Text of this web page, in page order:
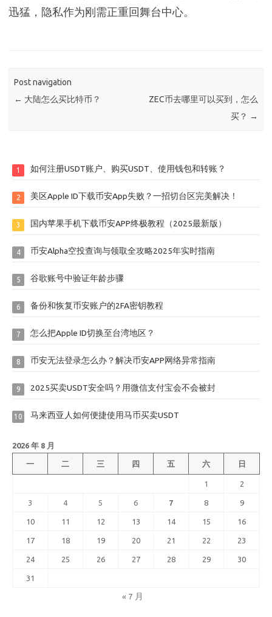
迅猛，隐私作为刚需正重回舞台中心。
Post navigation
← 大陆怎么买比特币？
ZEC币去哪里可以买到，怎么
买？ →
1 如何注册USDT账户、购买USDT、使用钱包和转账？
2 美区Apple ID下载币安App失败？一招切台区完美解决！
3 国内苹果手机下载币安APP终极教程（2025最新版）
4 币安Alpha空投查询与领取全攻略2025年实时指南
5 谷歌账号中验证年龄步骤
6 备份和恢复币安账户的2FA密钥教程
7 怎么把Apple ID切换至台湾地区？
8 币安无法登录怎么办？解决币安APP网络异常指南
9 2025买卖USDT安全吗？用微信支付宝会不会被封
10 马来西亚人如何便捷使用马币买卖USDT
2026 年 8 月
一 二 三 四 五 六 日
1 2
3 4 5 6 7 8 9
10 11 12 13 14 15 16
17 18 19 20 21 22 23
24 25 26 27 28 29 30
31
« 7 月